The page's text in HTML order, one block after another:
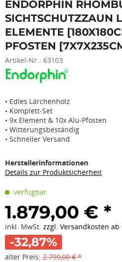
ENDORPHIN
SICHTSCHUTZZAUN
ELEMENTE
PFOSTEN
Artikel-Nr.: 63103
• Edles Lärchenholz
• Komplett-Set
• 9x Element & 10x Alu-Pfosten
• Witterungsbeständig
• Schneller Versand
Herstellerinformationen
Details zur Produktsicherheit
verfügbar
1.879,00 € *
inkl. MwSt. zzgl. Versandkosten ab
-32,87%
alter Preis: 2.799,00 € *